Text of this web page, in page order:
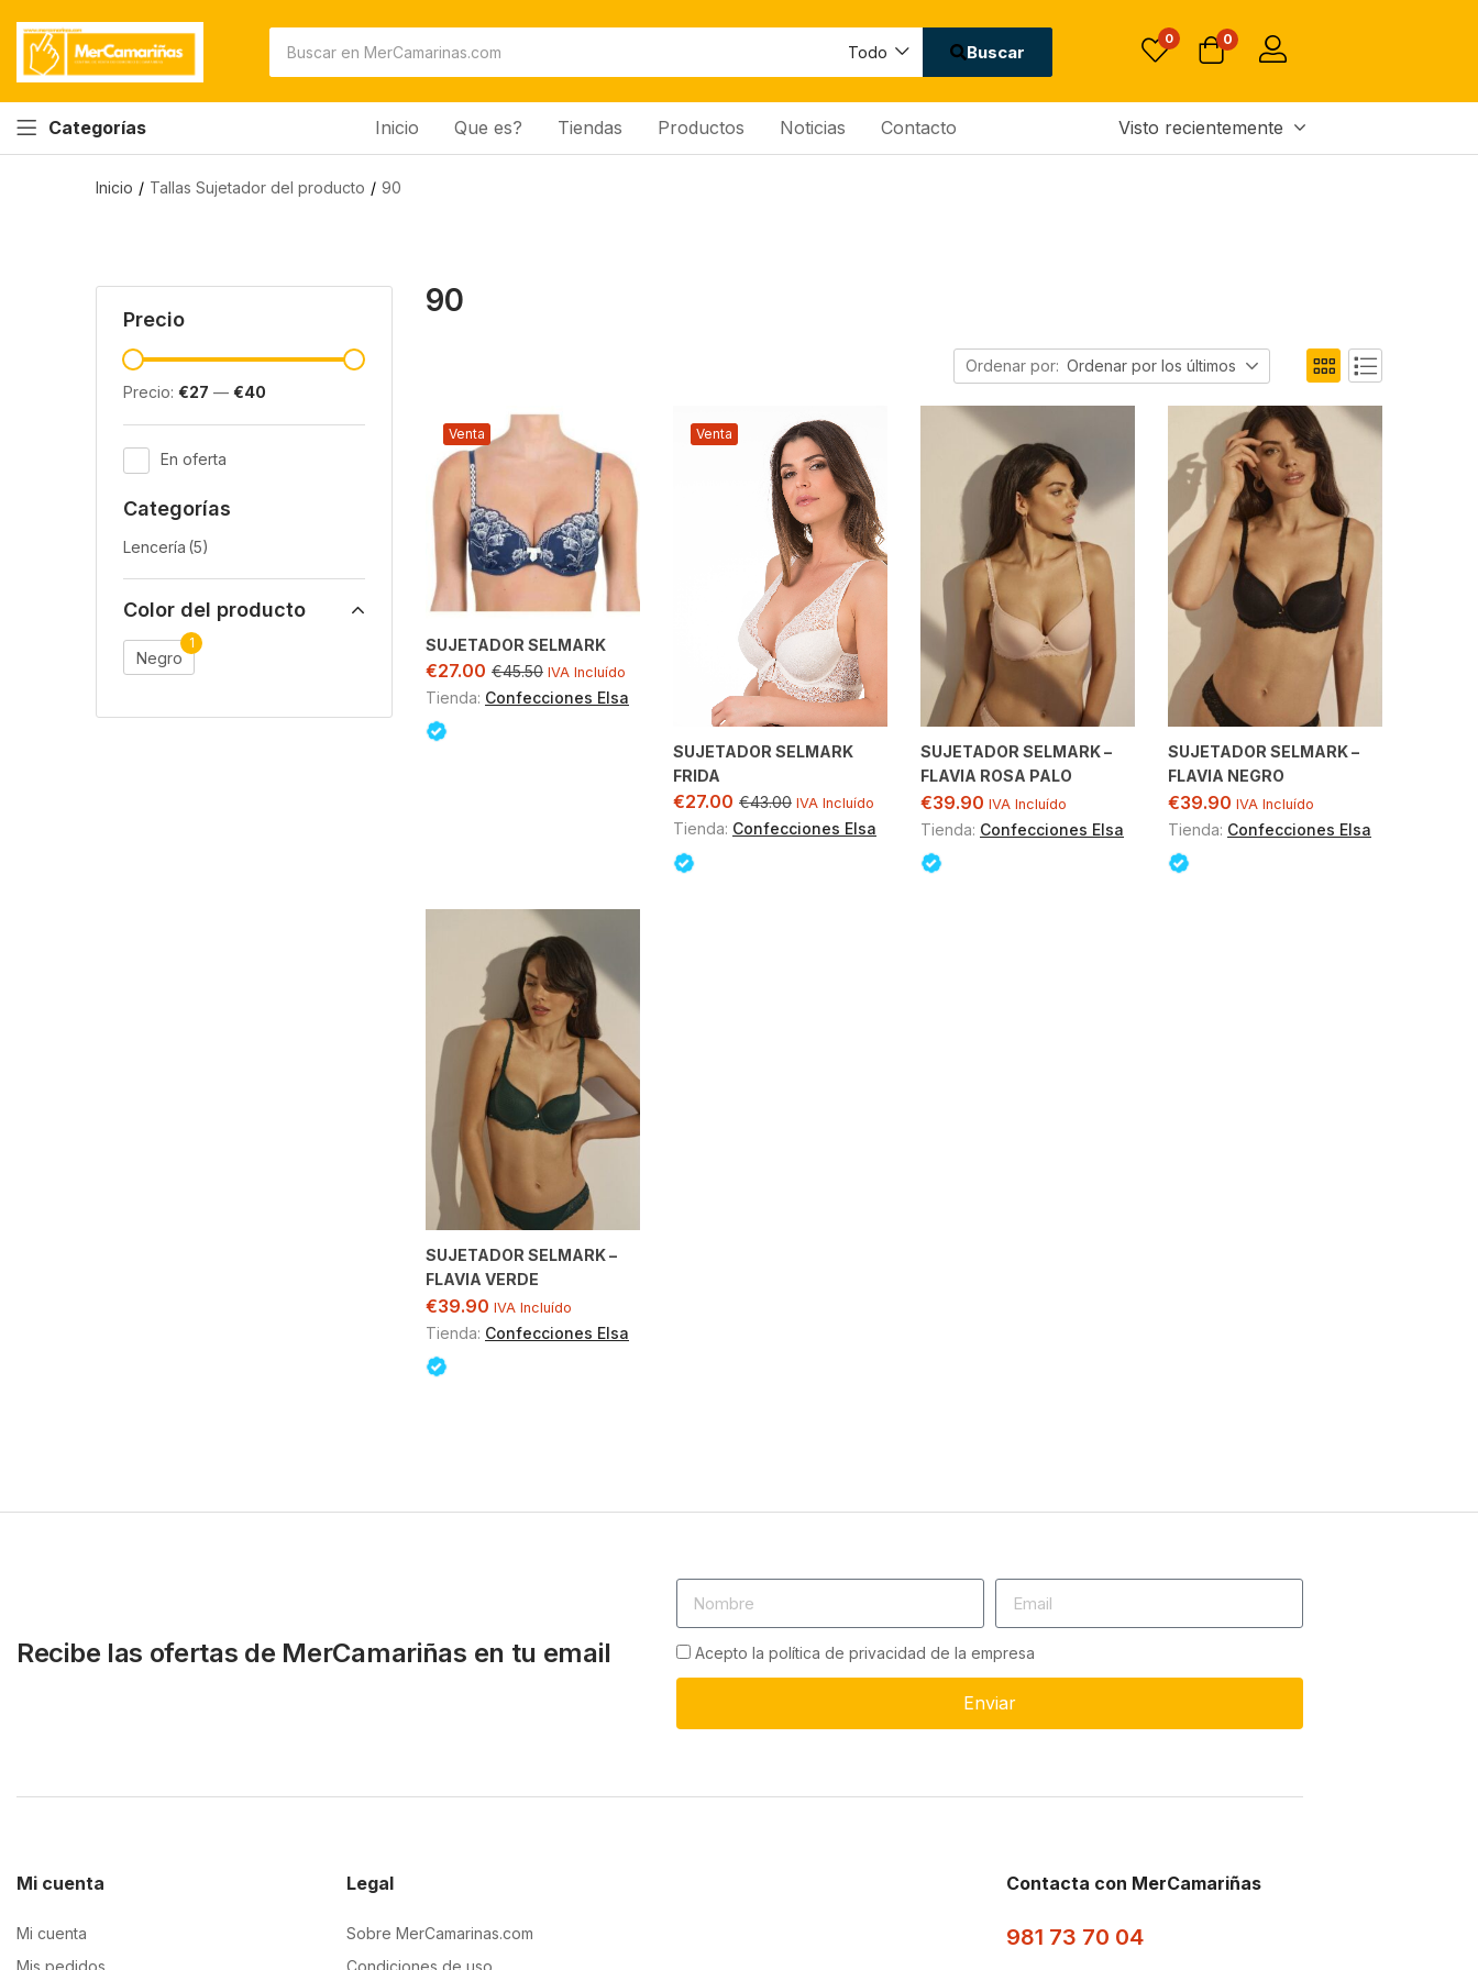
Todo Buscar
0 0
Categorías Inicio Que es? Tiendas Productos Noticias Contacto Visto recientemente
Inicio Tallas Sujetador del producto 90
Precio
Precio: €27 — €40
En oferta
Categorías
Lencería (5)
Color del producto
1
Negro
90
Ordenar por: Ordenar por los últimos
Venta
SUJETADOR SELMARK
€27.00 €45.50 IVA Incluído
Tienda: Confecciones Elsa
Venta
SUJETADOR SELMARK
FRIDA
€27.00 €43.00 IVA Incluído
Tienda: Confecciones Elsa
SUJETADOR SELMARK –
FLAVIA ROSA PALO
€39.90 IVA Incluído
Tienda: Confecciones Elsa
SUJETADOR SELMARK –
FLAVIA NEGRO
€39.90 IVA Incluído
Tienda: Confecciones Elsa
SUJETADOR SELMARK –
FLAVIA VERDE
€39.90 IVA Incluído
Tienda: Confecciones Elsa
Recibe las ofertas de MerCamariñas en tu email Acepto la política de privacidad de la empresa
Enviar
Mi cuenta
Mi cuenta
Mis pedidos
Legal
Sobre MerCamarinas.com
Condiciones de uso
Contacta con MerCamariñas
981 73 70 04